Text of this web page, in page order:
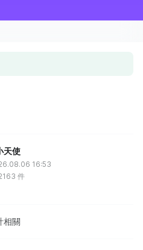
天使
16:53
件
相關